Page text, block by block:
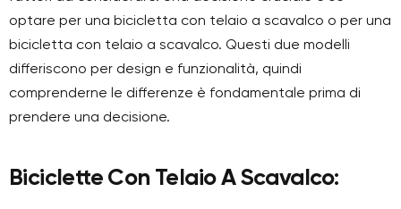
optare per una bicicletta con telaio a scavalco o per una
bicicletta con telaio a scavalco. Questi due modelli
differiscono per design e funzionalità, quindi
comprenderne le differenze è fondamentale prima di
prendere una decisione.
Biciclette Con Telaio A Scavalco: